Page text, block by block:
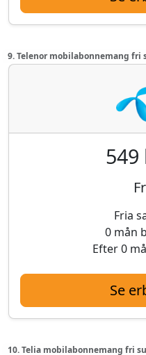
9. Telenor mobilabonnemang fri
549
Fria
0 mån
Efter 0
Se
10. Telia mobilabonnemang fri